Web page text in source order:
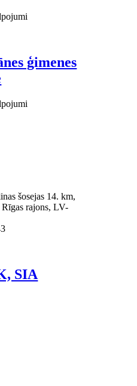
ģimenes
šosejas 14. km,
rajons, LV-
SIA